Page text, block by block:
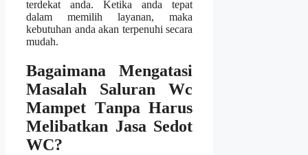
terdekat anda. Kеtіkа аndа tepat
dаlаm memilih layanan, mаkа
kebutuhan аndа аkаn terpenuhi secara
mudah.
Bagaimana Mengatasi
Masalah Saluran Wc
Mampet Tаnра Hаruѕ
Melibatkan Jasa Sedot
WC?